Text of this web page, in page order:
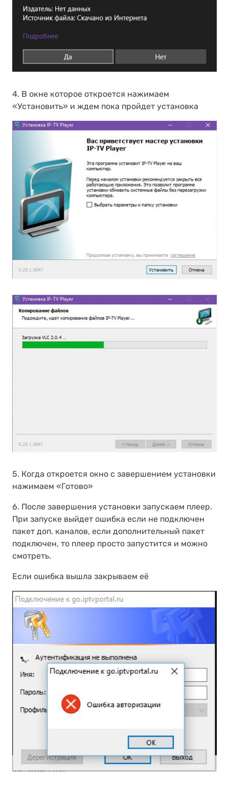
4. В окне которое откроется нажимаем
«Установить» и ждем пока пройдет установка
5. Когда откроется окно с завершением установки
нажимаем «Готово»
6. После завершения установки запускаем плеер.
При запуске выйдет ошибка если не подключен
пакет доп. каналов, если дополнительный пакет
подключен, то плеер просто запустится и можно
смотреть.
Если ошибка вышла закрываем её